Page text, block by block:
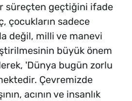
süreçten geçtiğini ifade
çocukların sadece
değil, milli ve manevi
büyük önem
'Dünya bugün zorlu
Çevremizde
acının ve insanlık